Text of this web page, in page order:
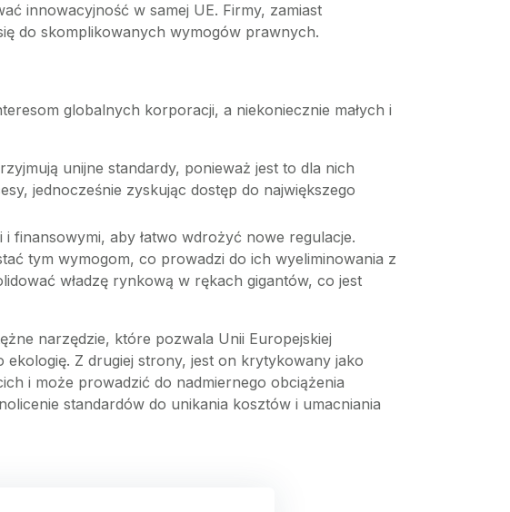
innowacyjność w samej UE. Firmy, zamiast
do skomplikowanych wymogów prawnych.
globalnych korporacji, a niekoniecznie małych i
unijne standardy, ponieważ jest to dla nich
jednocześnie zyskując dostęp do największego
finansowymi, aby łatwo wdrożyć nowe regulacje.
tym wymogom, co prowadzi do ich wyeliminowania z
władzę rynkową w rękach gigantów, co jest
narzędzie, które pozwala Unii Europejskiej
Z drugiej strony, jest on krytykowany jako
i może prowadzić do nadmiernego obciążenia
standardów do unikania kosztów i umacniania